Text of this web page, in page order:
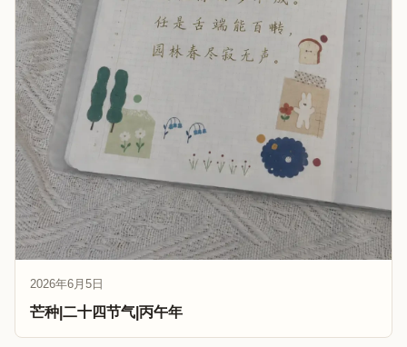
2026年6月5日
芒种|二十四节气|丙午年